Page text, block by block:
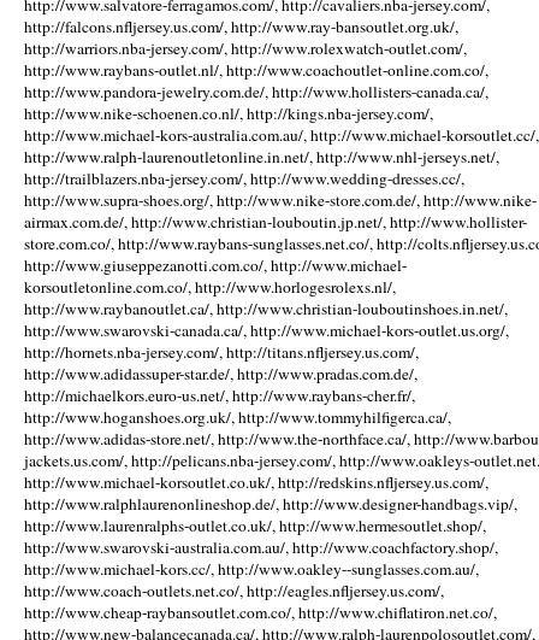
http://www.salvatore-ferragamos.com/, http://cavaliers.nba-jersey.com/,
http://falcons.nfljersey.us.com/, http://www.ray-bansoutlet.org.uk/,
http://warriors.nba-jersey.com/, http://www.rolexwatch-outlet.com/,
http://www.raybans-outlet.nl/, http://www.coachoutlet-online.com.co/,
http://www.pandora-jewelry.com.de/, http://www.hollisters-canada.ca/,
http://www.nike-schoenen.co.nl/, http://kings.nba-jersey.com/,
http://www.michael-kors-australia.com.au/, http://www.michael-korsoutlet.cc/,
http://www.ralph-laurenoutletonline.in.net/, http://www.nhl-jerseys.net/,
http://trailblazers.nba-jersey.com/, http://www.wedding-dresses.cc/,
http://www.supra-shoes.org/, http://www.nike-store.com.de/, http://www.nike-
airmax.com.de/, http://www.christian-louboutin.jp.net/, http://www.hollister-
store.com.co/, http://www.raybans-sunglasses.net.co/, http://
http://www.giuseppezanotti.com.co/, http://www.michael-
korsoutletonline.com.co/, http://www.horlogesrolexs.nl/,
http://www.raybanoutlet.ca/, http://www.christian-louboutinshoes.in.net/,
http://www.swarovski-canada.ca/, http://www.michael-kors-outlet.us.org/,
http://hornets.nba-jersey.com/, http://titans.nfljersey.us.com/,
http://www.adidassuper-star.de/, http://www.pradas.com.de/,
http://michaelkors.euro-us.net/, http://www.raybans-cher.fr/,
http://www.hoganshoes.org.uk/, http://www.tommyhilfigerca.ca/,
http://www.adidas-store.net/, http://www.the-northface.ca/, http://
jackets.us.com/, http://pelicans.nba-jersey.com/, http://www.oakleys-
http://www.michael-korsoutlet.co.uk/, http://redskins.nfljersey.us.com/,
http://www.ralphlaurenonlineshop.de/, http://www.designer-handbags.vip/,
http://www.laurenralphs-outlet.co.uk/, http://www.hermesoutlet.shop/,
http://www.swarovski-australia.com.au/, http://www.coachfactory.shop/,
http://www.michael-kors.cc/, http://www.oakley--sunglasses.com.au/,
http://www.coach-outlets.net.co/, http://eagles.nfljersey.us.com/,
http://www.cheap-raybansoutlet.com.co/, http://www.chiflatiron.net.co/,
http://www.new-balancecanada.ca/, http://www.ralph-laurenpolosoutlet.com/,